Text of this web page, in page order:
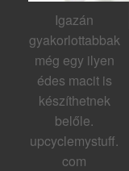
Igazán
gyakorlottabbak
még egy ilyen
édes macit is
készíthetnek
belőle.
upcyclemystuff.
com